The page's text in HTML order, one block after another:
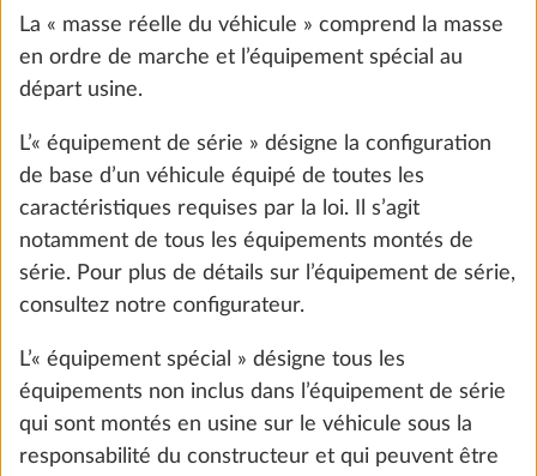
Éclairage d’ambiance, selon modèle Plus
Ajouter
La « masse réelle du véhicule » comprend la masse
en ordre de marche et l’équipement spécial au
départ usine.
L’« équipement de série » désigne la configuration
de base d’un véhicule équipé de toutes les
caractéristiques requises par la loi. Il s’agit
notamment de tous les équipements montés de
série. Pour plus de détails sur l’équipement de série,
consultez notre configurateur.
L’« équipement spécial » désigne tous les
équipements non inclus dans l’équipement de série
qui sont montés en usine sur le véhicule sous la
responsabilité du constructeur et qui peuvent être